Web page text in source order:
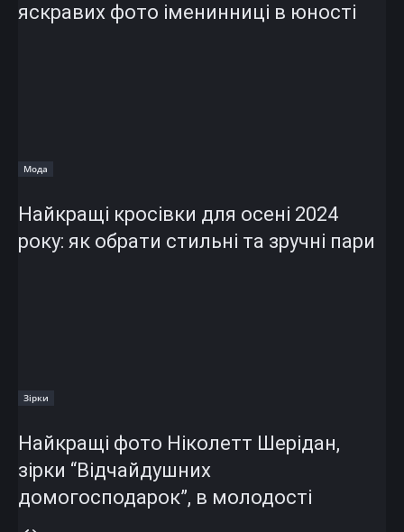
яскравих фото іменинниці в юності
Мода
Найкращі кросівки для осені 2024
року: як обрати стильні та зручні пари
Зірки
Найкращі фото Ніколетт Шерідан,
зірки “Відчайдушних
домогосподарок”, в молодості